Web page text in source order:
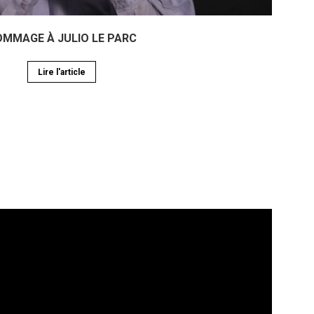
À JULIO LE PARC
Lire l'article